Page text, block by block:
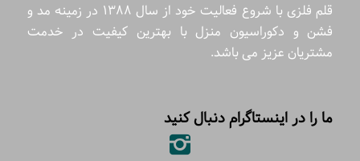
قلم فلزی با شروع فعالیت خود از سال 1388 در زمینه مد و
فشن و دکوراسیون منزل با بهترین کیفیت در خدمت
مشتریان عزیز می باشد.
ما را در اینستاگرام دنبال کنید